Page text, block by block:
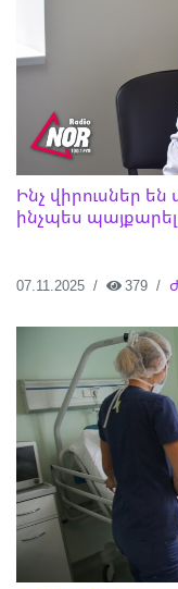
Ինչ վիրուսներ
ինչպես
07.11.2025 379